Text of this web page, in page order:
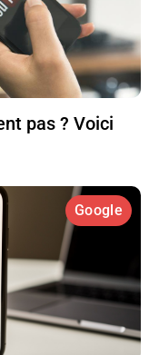
pas ? Voici
Google